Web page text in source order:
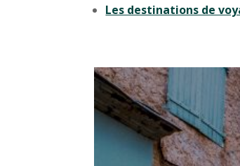
Les destinations de